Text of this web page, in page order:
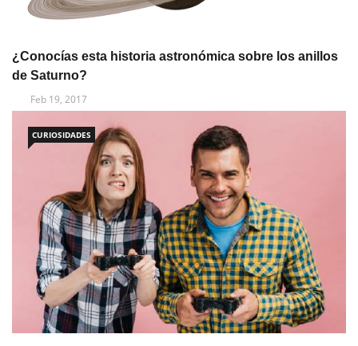
¿Conocías esta historia astronómica sobre los anillos
de Saturno?
Feb 19, 2017
CURIOSIDADES